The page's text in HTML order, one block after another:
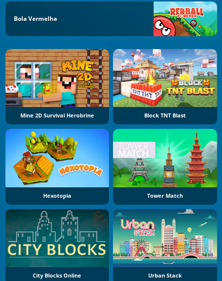
Bola Vermelha
Mine 2D Survival Herobrine Block TNT Blast
Hexotopia Tower Match
City Blocks Online Urban Stack